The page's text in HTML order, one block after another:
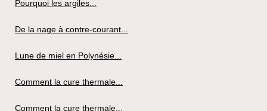
Pourquoi les argiles...
De la nage à contre-courant...
Lune de miel en Polynésie...
Comment la cure thermale...
Comment la cure thermale...